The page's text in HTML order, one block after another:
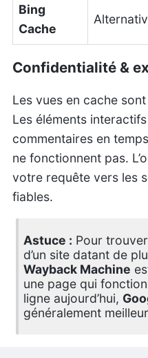
Bing
Cache
Confidentialité &
Les vues en cache
Les éléments
commentaires en
ne fonctionnent pas.
votre requête vers les
fiables.
Astuce : Pour
d’un site datant de
Wayback Machine
une page qui
ligne aujourd’hui,
généralement